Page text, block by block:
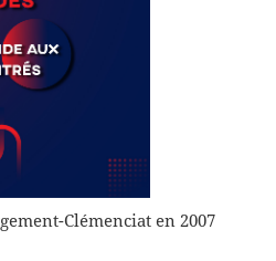
Clémenciat en 2007